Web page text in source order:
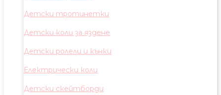
Детски тротинетки
Детски коли за яздене
Детски ролели и кънки
Електрически коли
Детски скейтборди